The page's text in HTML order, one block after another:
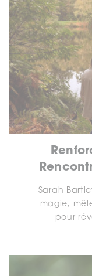
Sarah
magie,
pour